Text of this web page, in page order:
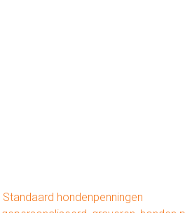
Standaard hondenpenningen